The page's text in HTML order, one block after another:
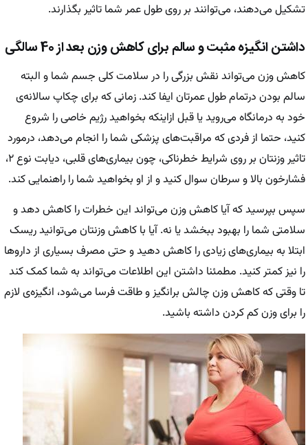
تشکیل می‌دهند، می‌توانند بر روی طول عمر شما تاثیر بگذارند.
داشتن انگیزه‌ مثبت و سالم برای کاهش وزن بعد از 40 سالگی
کاهش وزن می‌تواند نقش بزرگی را در سلامت کلی جسم شما و البته
سالم بودن درتمام طول عمرتان ایفا کند. زمانی که برای چکاپ سالانه‌ی
خود به درمانگاه می‌روید یا قبل ازاینکه بخواهید رژیم خاصی را شروع
کنید، حتما از فردی که مراقبت‌های پزشکی شما را انجام می‌دهد، درمورد
تاثیر وزنتان بر روی شرایط خطرناکی، چون بیماری‌های قلبی، دیابت نوع ۲،
فشارخون بالا و سرطان سوال کنید و از او بخواهید شما را راهنمایی کند.
سپس بپرسید که آیا کاهش وزن می‌تواند این خطرات را کاهش دهد و
سلامتی شما را بهبود ببخشد یا نه. آیا با کاهش وزنتان می‌توانید ریسک
ابتلا به بیماری‌های زیادی را کاهش دهید و حتی مصرف بسیاری از دارو‌ها
را نیز کمتر کنید. مطمئنا داشتن این اطلاعات می‌تواند به شما کمک کند
تا وقتی که کاهش وزن چالش برانگیز و طاقت فرسا می‌شود، انگیزه‌ی لازم
را برای وزن کم کردن داشته باشید.